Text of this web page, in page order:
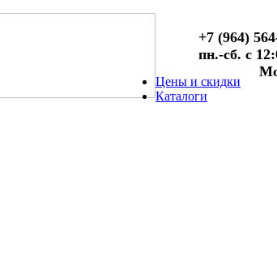
+7 (964)
пн.-сб. с
Цены и скидки
Каталоги